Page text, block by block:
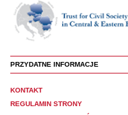
PRZYDATNE INFORMACJE
KONTAKT
REGULAMIN STRONY